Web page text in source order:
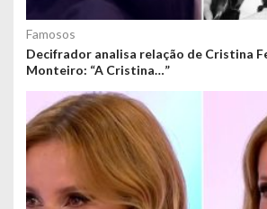
Famosos
Decifrador analisa relação de Cristina
Monteiro: “A Cristina…”